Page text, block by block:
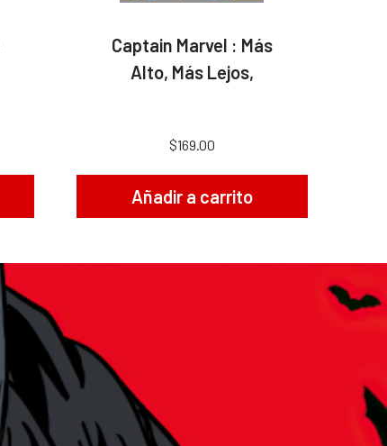
Captain Marvel : Más
Alto, Más Lejos,
$169.00
Añadir a carrito